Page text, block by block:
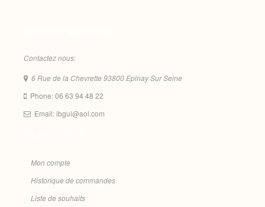
Contactez nous:
6 Rue de la Chevrette 93800 Epinay Sur Seine
Phone: 06 63 94 48 22
Email: ibgui@aol.com
Mon compte
Historique de commandes
Liste de souhaits